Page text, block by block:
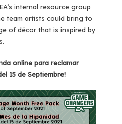
internal resource group
team artists could bring to
of décor that is inspired by
online para reclamar
15 de Septiembre!